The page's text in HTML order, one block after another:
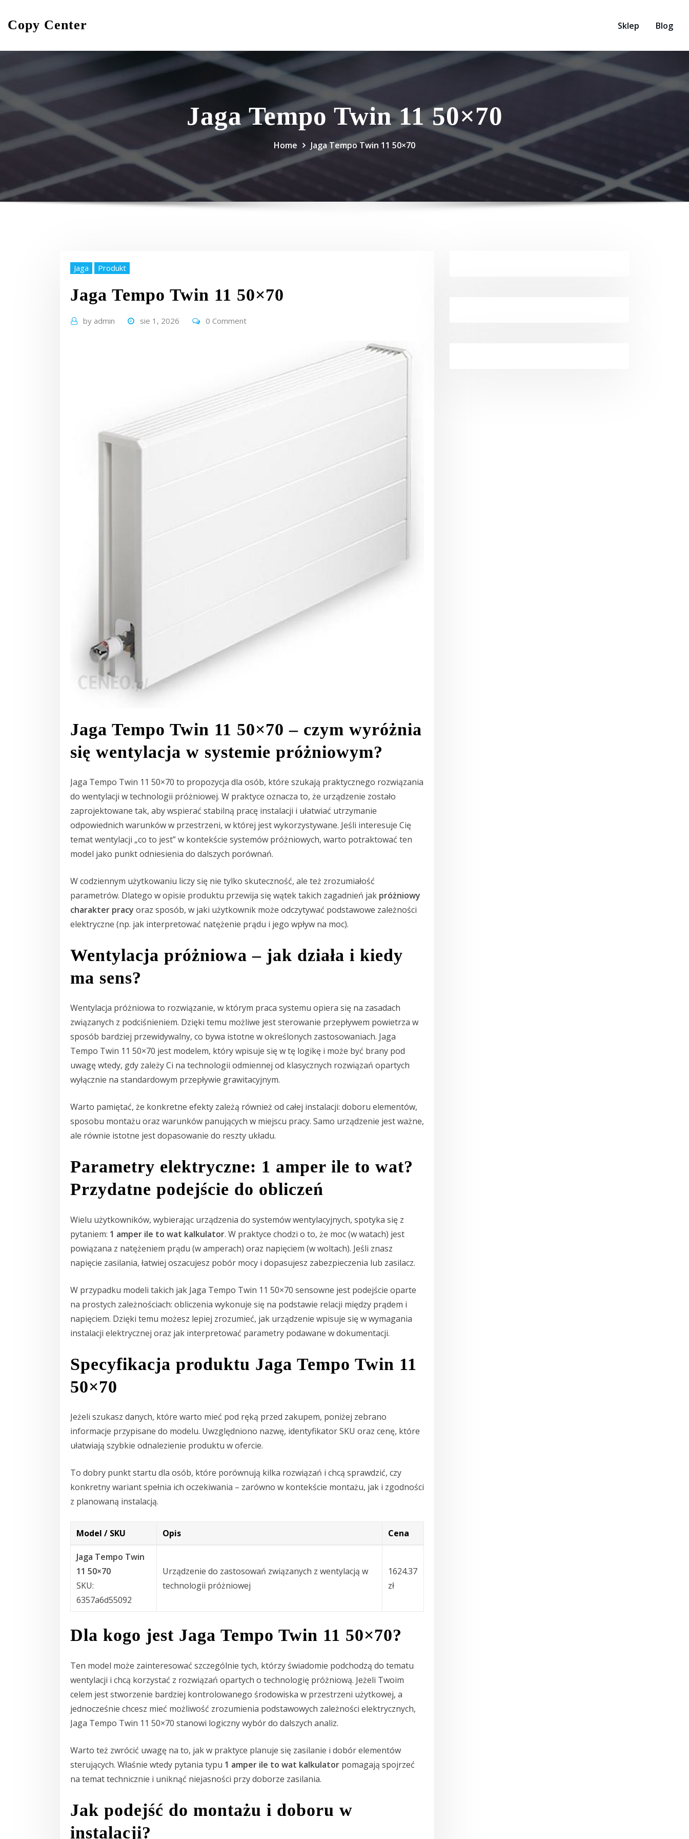
content
Copy Center Sklep Blog
Jaga Tempo Twin 11 50×70
Home Jaga Tempo Twin 11 50×70
Jaga Produkt
Jaga Tempo Twin 11 50×70
by admin sie 1, 2026 0 Comment
Jaga Tempo Twin 11 50×70 – czym wyróżnia
się wentylacja w systemie próżniowym?
Jaga Tempo Twin 11 50×70 to propozycja dla osób, które szukają praktycznego rozwiązania
do wentylacji w technologii próżniowej. W praktyce oznacza to, że urządzenie zostało
zaprojektowane tak, aby wspierać stabilną pracę instalacji i ułatwiać utrzymanie
odpowiednich warunków w przestrzeni, w której jest wykorzystywane. Jeśli interesuje Cię
temat wentylacji „co to jest” w kontekście systemów próżniowych, warto potraktować ten
model jako punkt odniesienia do dalszych porównań.
W codziennym użytkowaniu liczy się nie tylko skuteczność, ale też zrozumiałość
parametrów. Dlatego w opisie produktu przewija się wątek takich zagadnień jak próżniowy
charakter pracy oraz sposób, w jaki użytkownik może odczytywać podstawowe zależności
elektryczne (np. jak interpretować natężenie prądu i jego wpływ na moc).
Wentylacja próżniowa – jak działa i kiedy
ma sens?
Wentylacja próżniowa to rozwiązanie, w którym praca systemu opiera się na zasadach
związanych z podciśnieniem. Dzięki temu możliwe jest sterowanie przepływem powietrza w
sposób bardziej przewidywalny, co bywa istotne w określonych zastosowaniach. Jaga
Tempo Twin 11 50×70 jest modelem, który wpisuje się w tę logikę i może być brany pod
uwagę wtedy, gdy zależy Ci na technologii odmiennej od klasycznych rozwiązań opartych
wyłącznie na standardowym przepływie grawitacyjnym.
Warto pamiętać, że konkretne efekty zależą również od całej instalacji: doboru elementów,
sposobu montażu oraz warunków panujących w miejscu pracy. Samo urządzenie jest ważne,
ale równie istotne jest dopasowanie do reszty układu.
Parametry elektryczne: 1 amper ile to wat?
Przydatne podejście do obliczeń
Wielu użytkowników, wybierając urządzenia do systemów wentylacyjnych, spotyka się z
pytaniem: 1 amper ile to wat kalkulator. W praktyce chodzi o to, że moc (w watach) jest
powiązana z natężeniem prądu (w amperach) oraz napięciem (w woltach). Jeśli znasz
napięcie zasilania, łatwiej oszacujesz pobór mocy i dopasujesz zabezpieczenia lub zasilacz.
W przypadku modeli takich jak Jaga Tempo Twin 11 50×70 sensowne jest podejście oparte
na prostych zależnościach: obliczenia wykonuje się na podstawie relacji między prądem i
napięciem. Dzięki temu możesz lepiej zrozumieć, jak urządzenie wpisuje się w wymagania
instalacji elektrycznej oraz jak interpretować parametry podawane w dokumentacji.
Specyfikacja produktu Jaga Tempo Twin 11
50×70
Jeżeli szukasz danych, które warto mieć pod ręką przed zakupem, poniżej zebrano
informacje przypisane do modelu. Uwzględniono nazwę, identyfikator SKU oraz cenę, które
ułatwiają szybkie odnalezienie produktu w ofercie.
To dobry punkt startu dla osób, które porównują kilka rozwiązań i chcą sprawdzić, czy
konkretny wariant spełnia ich oczekiwania – zarówno w kontekście montażu, jak i zgodności
z planowaną instalacją.
Model / SKU Opis Cena
Jaga Tempo Twin
11 50×70
SKU:
6357a6d55092
Urządzenie do zastosowań związanych z wentylacją w
technologii próżniowej
1624.37
zł
Dla kogo jest Jaga Tempo Twin 11 50×70?
Ten model może zainteresować szczególnie tych, którzy świadomie podchodzą do tematu
wentylacji i chcą korzystać z rozwiązań opartych o technologię próżniową. Jeżeli Twoim
celem jest stworzenie bardziej kontrolowanego środowiska w przestrzeni użytkowej, a
jednocześnie chcesz mieć możliwość zrozumienia podstawowych zależności elektrycznych,
Jaga Tempo Twin 11 50×70 stanowi logiczny wybór do dalszych analiz.
Warto też zwrócić uwagę na to, jak w praktyce planuje się zasilanie i dobór elementów
sterujących. Właśnie wtedy pytania typu 1 amper ile to wat kalkulator pomagają spojrzeć
na temat technicznie i uniknąć niejasności przy doborze zasilania.
Jak podejść do montażu i doboru w
instalacji?